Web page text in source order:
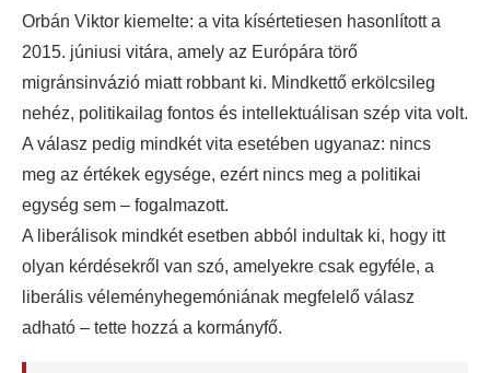
Orbán Viktor kiemelte: a vita kísértetiesen hasonlított a
2015. júniusi vitára, amely az Európára törő
migránsinvázió miatt robbant ki. Mindkettő erkölcsileg
nehéz, politikailag fontos és intellektuálisan szép vita volt.
A válasz pedig mindkét vita esetében ugyanaz: nincs
meg az értékek egysége, ezért nincs meg a politikai
egység sem – fogalmazott.
A liberálisok mindkét esetben abból indultak ki, hogy itt
olyan kérdésekről van szó, amelyekre csak egyféle, a
liberális véleményhegemóniának megfelelő válasz
adható – tette hozzá a kormányfő.